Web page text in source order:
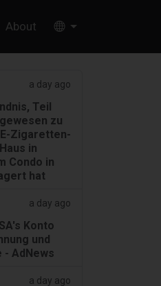
About
a day ago
Teil
zu
Zigaretten-
in
Condo in
hat
a day ago
Konto
und
- AdNews
a day ago